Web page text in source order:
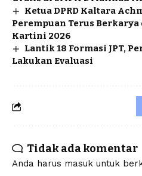
Ketua DPRD Kaltara
Perempuan Terus
Kartini 2026
Lantik 18 Formasi JPT,
Lakukan Evaluasi
Tidak ada komentar
Anda harus masuk untuk